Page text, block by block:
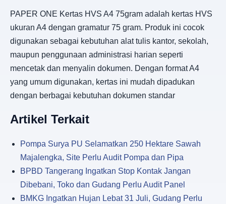
PAPER ONE Kertas HVS A4 75gram adalah kertas HVS
ukuran A4 dengan gramatur 75 gram. Produk ini cocok
digunakan sebagai kebutuhan alat tulis kantor, sekolah,
maupun penggunaan administrasi harian seperti
mencetak dan menyalin dokumen. Dengan format A4
yang umum digunakan, kertas ini mudah dipadukan
dengan berbagai kebutuhan dokumen standar
Artikel Terkait
Pompa Surya PU Selamatkan 250 Hektare Sawah
Majalengka, Site Perlu Audit Pompa dan Pipa
BPBD Tangerang Ingatkan Stop Kontak Jangan
Dibebani, Toko dan Gudang Perlu Audit Panel
BMKG Ingatkan Hujan Lebat 31 Juli, Gudang Perlu